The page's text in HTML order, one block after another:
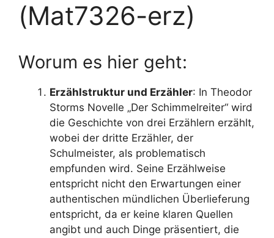
(Mat7326-erz)
Worum es hier geht:
Erzählstruktur und Erzähler: In Theodor
Storms Novelle „Der Schimmelreiter“ wird
die Geschichte von drei Erzählern erzählt,
wobei der dritte Erzähler, der
Schulmeister, als problematisch
empfunden wird. Seine Erzählweise
entspricht nicht den Erwartungen einer
authentischen mündlichen Überlieferung
entspricht, da er keine klaren Quellen
angibt und auch Dinge präsentiert, die